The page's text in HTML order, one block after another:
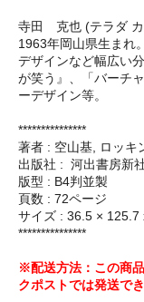
寺田 克也 (テラダ
1963年岡山県生まれ
デザインなど幅広い
が笑う』、「バーチ
ーデザイン等。
***************
著者 : 空山基, ロッキ
出版社 : ‎ 河出書房新
版型 : B4判並製
頁数 : 72ページ
サイズ : 36.5 × 125.7
***************
※配送方法：この商
クポストでは発送で